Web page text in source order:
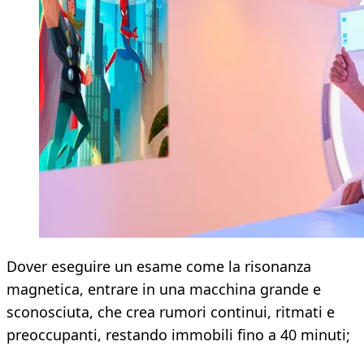
Dover eseguire un esame come la risonanza
magnetica, entrare in una macchina grande e
sconosciuta, che crea rumori continui, ritmati e
preoccupanti, restando immobili fino a 40 minuti;